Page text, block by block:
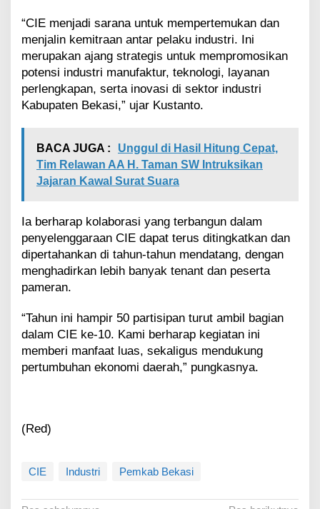
“CIE menjadi sarana untuk mempertemukan dan
menjalin kemitraan antar pelaku industri. Ini
merupakan ajang strategis untuk mempromosikan
potensi industri manufaktur, teknologi, layanan
perlengkapan, serta inovasi di sektor industri
Kabupaten Bekasi,” ujar Kustanto.
BACA JUGA :
Unggul di Hasil Hitung Cepat,
Tim Relawan AA H. Taman SW Intruksikan
Jajaran Kawal Surat Suara
Ia berharap kolaborasi yang terbangun dalam
penyelenggaraan CIE dapat terus ditingkatkan dan
dipertahankan di tahun-tahun mendatang, dengan
menghadirkan lebih banyak tenant dan peserta
pameran.
“Tahun ini hampir 50 partisipan turut ambil bagian
dalam CIE ke-10. Kami berharap kegiatan ini
memberi manfaat luas, sekaligus mendukung
pertumbuhan ekonomi daerah,” pungkasnya.
(Red)
CIE Industri Pemkab Bekasi